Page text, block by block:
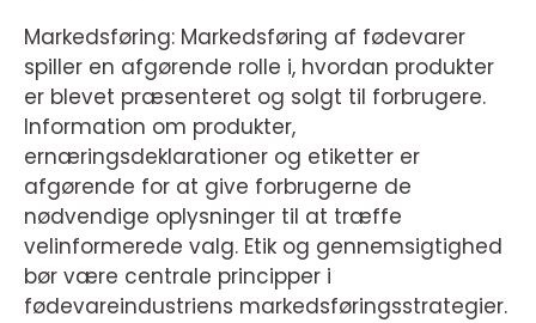
Markedsføring: Markedsføring af fødevarer
spiller en afgørende rolle i, hvordan produkter
er blevet præsenteret og solgt til forbrugere.
Information om produkter,
ernæringsdeklarationer og etiketter er
afgørende for at give forbrugerne de
nødvendige oplysninger til at træffe
velinformerede valg. Etik og gennemsigtighed
bør være centrale principper i
fødevareindustriens markedsføringsstrategier.